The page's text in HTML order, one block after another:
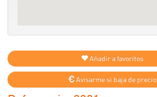
Añadir a favoritos
Avisarme si baja de precio